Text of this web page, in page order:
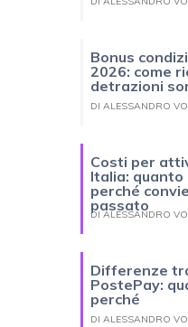
Bonus
2026: come
detrazioni
DI ALESSANDRO
Costi per
Italia: quanto
perché
passato
DI ALESSANDRO
Differenze
PostePay:
perché
DI ALESSANDRO